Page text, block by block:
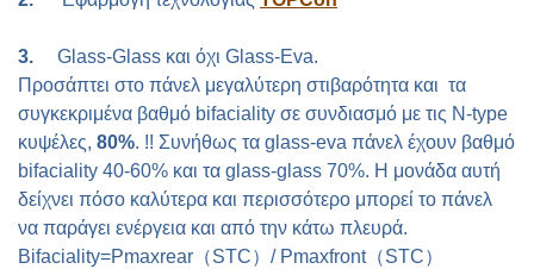
3. Glass-Glass και όχι Glass-Eva.
Προσάπτει στο πάνελ μεγαλύτερη στιβαρότητα και τα
συγκεκριμένα βαθμό bifaciality σε συνδιασμό με τις N-type
κυψέλες, 80%. !! Συνήθως τα glass-eva πάνελ έχουν βαθμό
bifaciality 40-60% και τα glass-glass 70%. Η μονάδα αυτή
δείχνει πόσο καλύτερα και περισσότερο μπορεί το πάνελ
να παράγει ενέργεια και από την κάτω πλευρά.
Bifaciality=Pmaxrear （STC） / Pmaxfront（STC）